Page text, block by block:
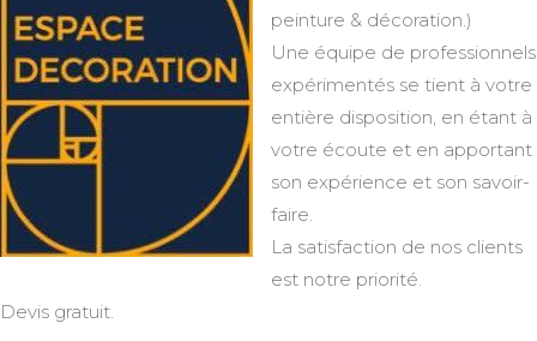
peinture & décoration.)
Une équipe de professionnels
expérimentés se tient à votre
entière disposition, en étant à
votre écoute et en apportant
son expérience et son savoir-
faire.
La satisfaction de nos clients
est notre priorité.
Devis gratuit.